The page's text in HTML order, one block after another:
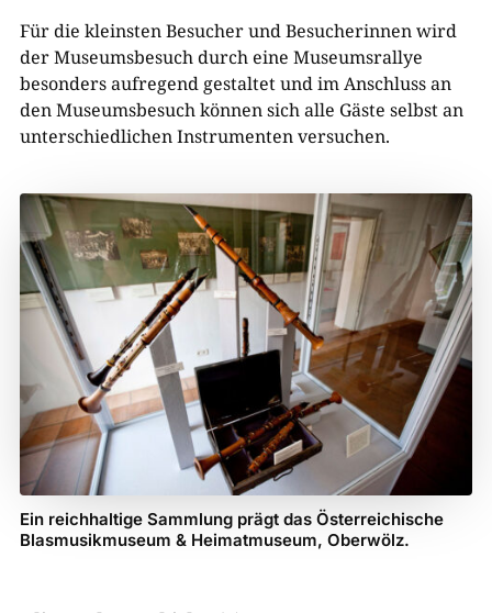
Für die kleinsten Besucher und Besucherinnen wird
der Museumsbesuch durch eine Museumsrallye
besonders aufregend gestaltet und im Anschluss an
den Museumsbesuch können sich alle Gäste selbst an
unterschiedlichen Instrumenten versuchen.
Ein reichhaltige Sammlung prägt das Österreichische
Blasmusikmuseum & Heimatmuseum, Oberwölz.